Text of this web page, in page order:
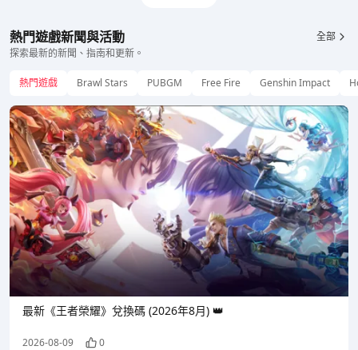
熱門遊戲新聞與活動
全部
探索最新的新聞、指南和更新。
熱門遊戲 Brawl Stars PUBGM Free Fire Genshin Impact
最新《王者榮耀》兌換碼 (2026年8月) 👑
2026-08-09 0